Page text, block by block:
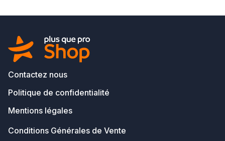
Contactez nous
Politique de confidentialité
Mentions légales
Conditions Générales de Vente